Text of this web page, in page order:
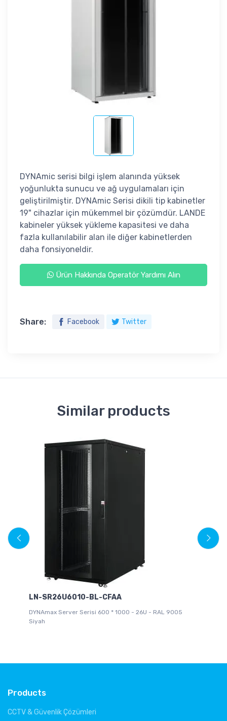
DYNAmic serisi bilgi işlem alanında yüksek
yoğunlukta sunucu ve ağ uygulamaları için
geliştirilmiştir. DYNAmic Serisi dikili tip kabinetler
19" cihazlar için mükemmel bir çözümdür. LANDE
kabineler yüksek yükleme kapasitesi ve daha
fazla kullanılabilir alan ile diğer kabinetlerden
daha fonsiyoneldir.
Ürün Hakkında Operatör Yardımı Alın
Share: Facebook Twitter
Similar products
LN-SR26U6010-BL-CFAA
DYNAmax Server Serisi 600 * 1000 - 26U - RAL 9005
Siyah
Products
CCTV & Güvenlik Çözümleri